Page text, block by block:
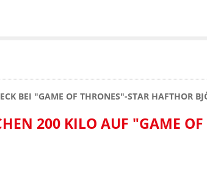
BEI "GAME OF THRONES"-STAR HAFTHOR
200 KILO AUF "GAME OF